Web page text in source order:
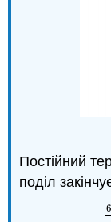
Постійний
поділ
6
6